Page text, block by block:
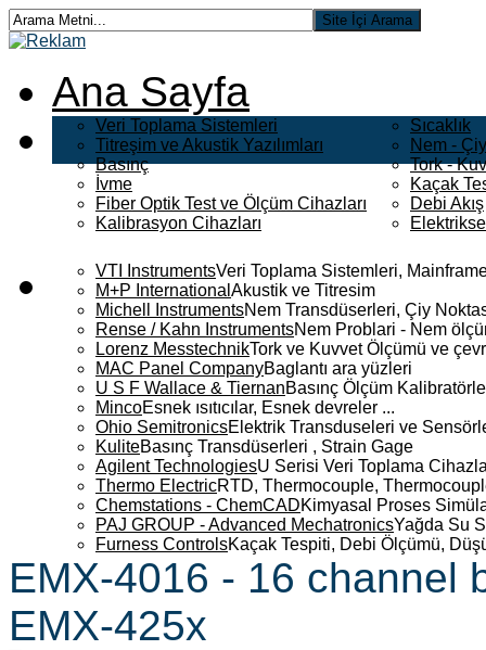
Ana Sayfa
Veri Toplama Sistemleri
Titreşim ve Akustik Yazılımları
Basınç
İvme
Fiber Optik Test ve Ölçüm Cihazları
Kalibrasyon Cihazları
Sıcaklık
Nem -
Tork -
Kaçak
Debi Akış
VTI InstrumentsVeri Toplama Sistemleri,
M+P International Akustik ve Titresim
Michell InstrumentsNem Transdüserleri, Çiy
Rense / Kahn InstrumentsNem Problari - Nem
Lorenz MesstechnikTork ve Kuvvet Ölçümü ve
MAC Panel CompanyBaglantı ara yüzleri
U S F Wallace & TiernanBasınç Ölçüm
MincoEsnek ısıtıcılar, Esnek devreler ...
Ohio SemitronicsElektrik Transduseleri ve
KuliteBasınç Transdüserleri , Strain Gage
Agilent TechnologiesU Serisi Veri Toplama
Thermo ElectricRTD, Thermocouple,
Chemstations - ChemCADKimyasal Proses
PAJ GROUP - Advanced MechatronicsYağda Su
Furness ControlsKaçak Tespiti, Debi Ölçümü,
EMX-4016 - 16 channel
EMX-425x